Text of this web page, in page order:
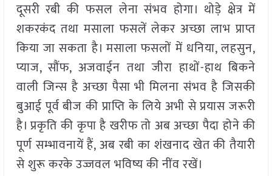
दूसरी रबी की फसल लेना संभव होगा। थोड़े क्षेत्र में
शकरकंद तथा मसाला फसलें लेकर अच्छा लाभ प्राप्त
किया जा सकता है। मसाला फसलों में धनिया, लहसुन,
प्याज, सौंफ, अजवाईन तथा जीरा हाथों-हाथ बिकने
वाली जिन्स है अच्छा पैसा भी मिलना संभव है जिसकी
बुआई पूर्व बीज की प्राप्ति के लिये अभी से प्रयास जरूरी
है। प्रकृति की कृपा है खरीफ तो अब अच्छा पैदा होने की
पूर्ण सम्भावनायें हैं, अब रबी का शंखनाद खेत की तैयारी
से शुरू करके उज्जवल भविष्य की नींव रखें।